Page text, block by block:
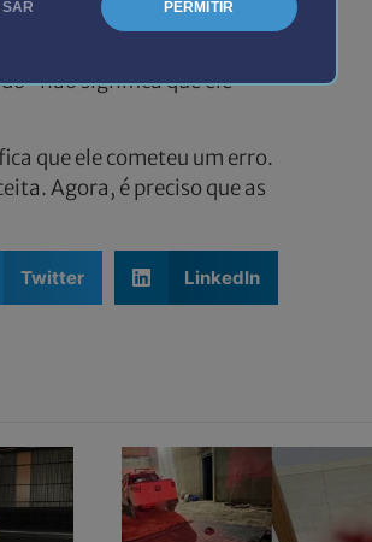
PERMITIR
federal “tem direito de provar
“não significa que ele
que ele cometeu um erro.
Agora, é preciso que as
Twitter LinkedIn